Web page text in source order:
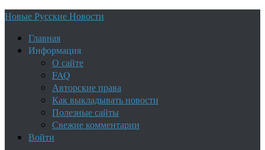
Новые Русские Новости
Главная
Информация
О сайте
FAQ
Авторские права
Как выкладывать новости
Полезные сайты
Свежие комментарии
Войти